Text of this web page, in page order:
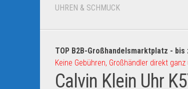
UHREN & SCHMUCK
TOP B2B-Großhandelsmarktplatz - bis
Keine Gebühren, Großhändler direkt
Calvin Klein Uhr